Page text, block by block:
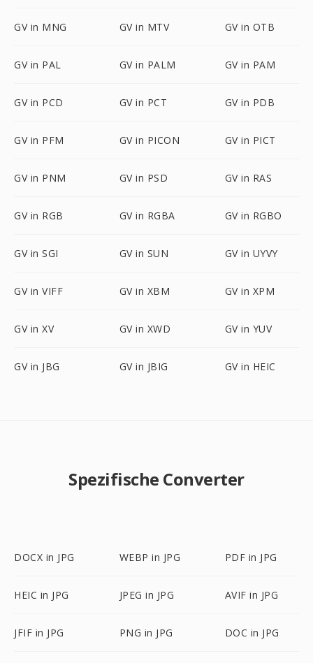
GV in MNG GV in MTV GV in OTB
GV in PAL GV in PALM GV in PAM
GV in PCD GV in PCT GV in PDB
GV in PFM GV in PICON GV in PICT
GV in PNM GV in PSD GV in RAS
GV in RGB GV in RGBA GV in RGBO
GV in SGI GV in SUN GV in UYVY
GV in VIFF GV in XBM GV in XPM
GV in XV GV in XWD GV in YUV
GV in JBG GV in JBIG GV in HEIC
Spezifische Converter
DOCX in JPG WEBP in JPG PDF in JPG
HEIC in JPG JPEG in JPG AVIF in JPG
JFIF in JPG PNG in JPG DOC in JPG